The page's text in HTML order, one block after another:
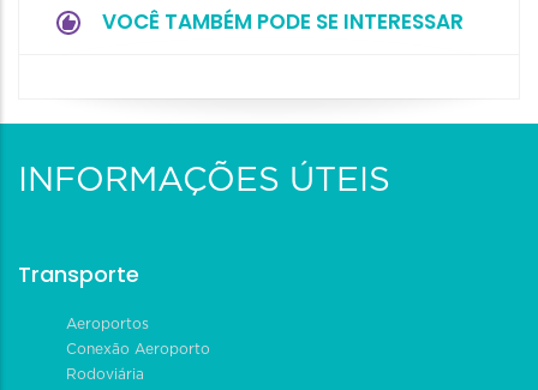
VOCÊ TAMBÉM PODE SE INTERESSAR
INFORMAÇÕES ÚTEIS
Transporte
Aeroportos
Conexão Aeroporto
Rodoviária